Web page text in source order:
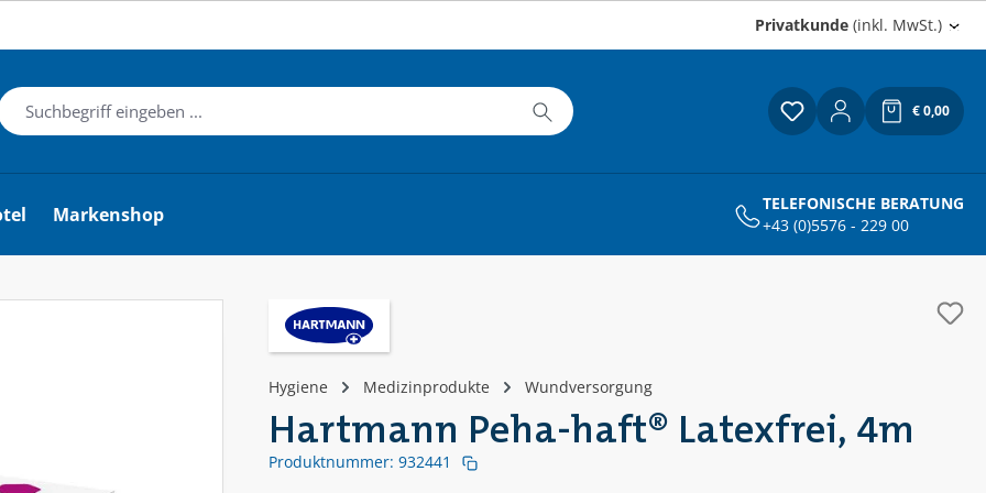
Privatkunde (inkl. MwSt.)
Du hast 0 Produkte
€ 0,00
Markenshop
TELEFONISCHE BERATUNG
+43 (0)5576 - 229 00
Hygiene Medizinprodukte Wundversorgung
Hartmann Peha-haft® Latexfrei, 4m
Produktnummer: 932441